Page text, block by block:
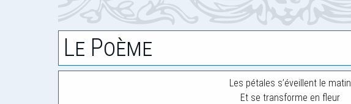
Le Poème
Les pétales s’éveillent le matin
Et se transforme en fleur